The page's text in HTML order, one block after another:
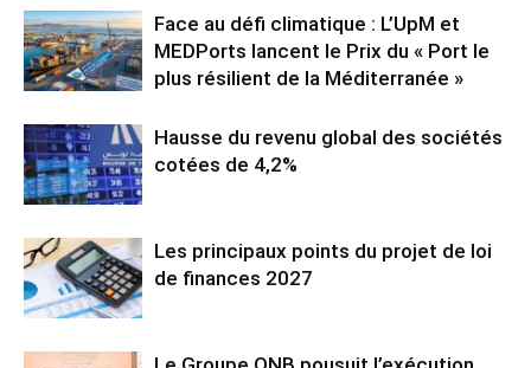
Face au défi climatique : L’UpM et
MEDPorts lancent le Prix du « Port le
plus résilient de la Méditerranée »
Hausse du revenu global des sociétés
cotées de 4,2%
Les principaux points du projet de loi
de finances 2027